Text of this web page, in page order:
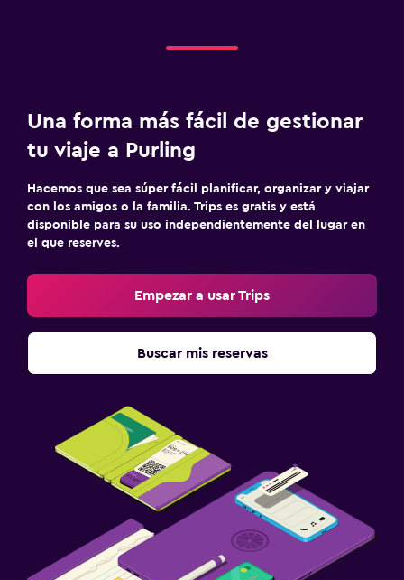
Una forma más fácil de gestionar
tu viaje a Purling
Hacemos que sea súper fácil planificar, organizar y viajar
con los amigos o la familia. Trips es gratis y está
disponible para su uso independientemente del lugar en
el que reserves.
Empezar a usar Trips
Buscar mis reservas